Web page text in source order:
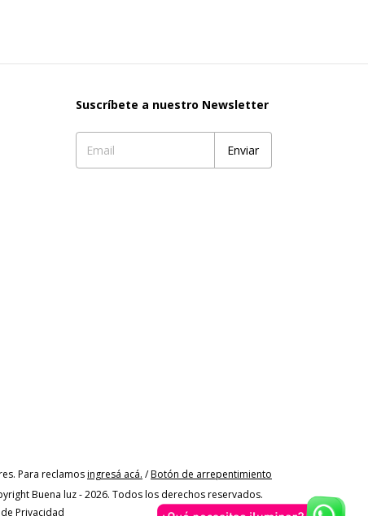
Suscríbete a nuestro Newsletter
Para reclamosingresá acá. /Botón de arrepentimiento
Buena luz - 2026. Todos los derechos reservados.
Privacidad